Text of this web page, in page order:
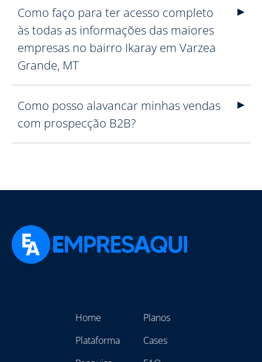
Como faço para ter acesso completo
às todas as informações das maiores
empresas no bairro Ikaray em Varzea
Grande, MT
Como posso alavancar minhas vendas
com prospecção B2B?
Home
Plataforma
Planos
Cases